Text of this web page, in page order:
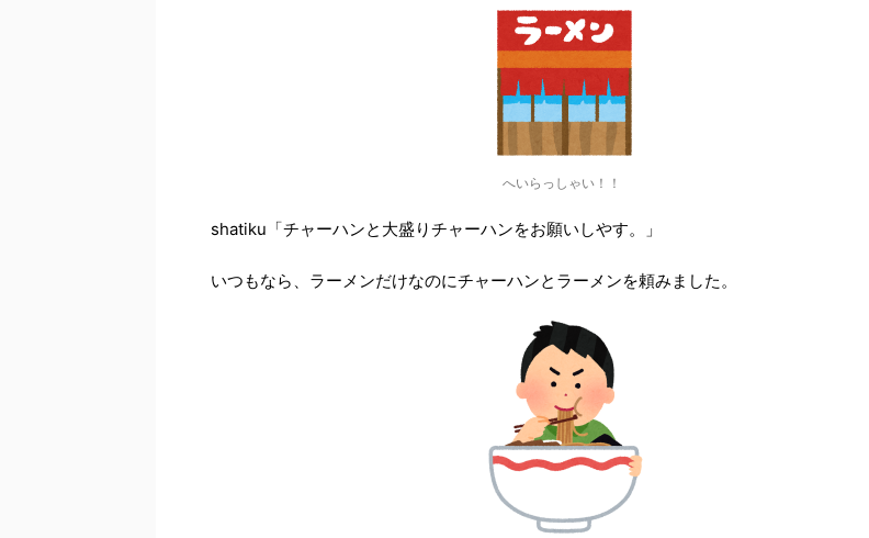
へいらっしゃい！！
shatiku「チャーハンと大盛りチャーハンをお願いしやす。」
いつもなら、ラーメンだけなのにチャーハンとラーメンを頼みました。